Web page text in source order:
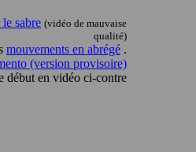
sabre (vidéo de mauvaise
qualité)
mouvements en abrégé .
(version provisoire)
début en vidéo ci-contre